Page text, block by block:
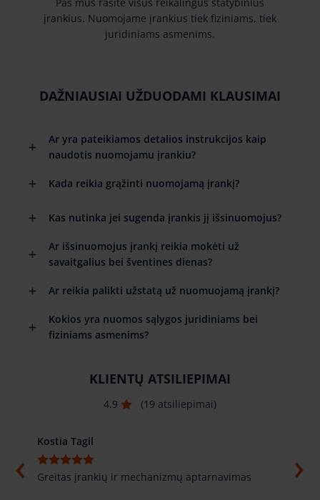
įrankius. Nuomojame įrankius tiek fiziniams, tiek
juridiniams asmenims.
DAŽNIAUSIAI UŽDUODAMI KLAUSIMAI
Ar yra pateikiamos detalios instrukcijos kaip
naudotis nuomojamu įrankiu?
Kada reikia grąžinti nuomojamą įrankį?
Kas nutinka jei sugenda įrankis jį išsinuomojus?
Ar išsinuomojus įrankį reikia mokėti už
savaitgalius bei šventines dienas?
Ar reikia palikti užstatą už nuomuojamą įrankį?
Kokios yra nuomos sąlygos juridiniams bei
fiziniams asmenims?
KLIENTŲ ATSILIEPIMAI
4.9 (19 atsiliepimai)
Kostia Tagil
Greitas įrankių ir mechanizmų aptarnavimas